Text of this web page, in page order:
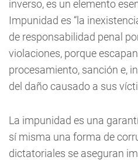
inverso, es un elemento
Impunidad es “la
de responsabilidad penal
violaciones, porque
procesamiento, sanción e,
del daño causado a sus
La impunidad es una
sí misma una forma de
dictatoriales se aseguran